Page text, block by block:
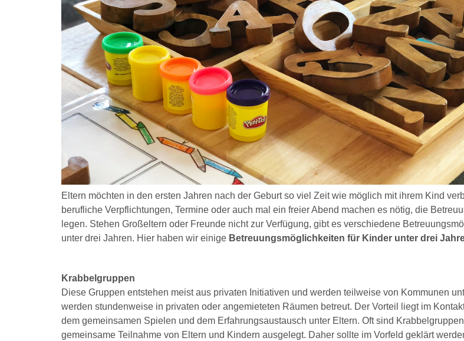
Eltern möchten in den ersten Jahren nach der Geburt so viel Zeit wie möglich mit ihrem Kind
berufliche Verpflichtungen, Termine oder auch mal ein freier Abend machen es nötig, die
legen. Stehen Großeltern oder Freunde nicht zur Verfügung, gibt es verschiedene
unter drei Jahren. Hier haben wir einige Betreuungsmöglichkeiten für Kinder unter drei
Krabbelgruppen
Diese Gruppen entstehen meist aus privaten Initiativen und werden teilweise von Kommunen
werden stundenweise in privaten oder angemieteten Räumen betreut. Der Vorteil liegt im
dem gemeinsamen Spielen und dem Erfahrungsaustausch unter Eltern. Oft sind
gemeinsame Teilnahme von Eltern und Kindern ausgelegt. Daher sollte im Vorfeld geklärt